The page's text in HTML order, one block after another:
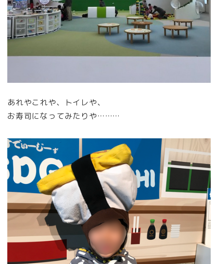
あれやこれや、トイレや、
お寿司になってみたりや………